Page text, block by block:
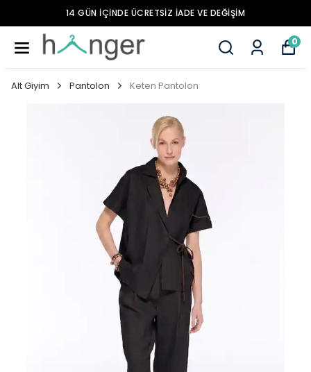
14 GÜN İÇİNDE ÜCRETSİZ İADE VE DEĞİŞİM
0
Alt Giyim Pantolon Keten Pantolon